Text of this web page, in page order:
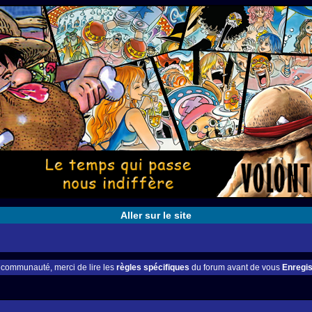
Aller sur le site
merci de lire les règles spécifiques du forum avant de vous